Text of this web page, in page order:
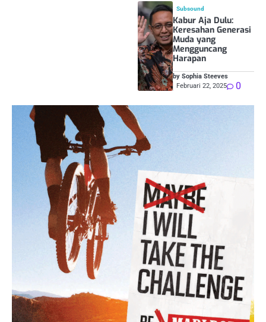
Subsound
Kabur Aja Dulu:
Keresahan Generasi
Muda yang
Mengguncang
Harapan
by Sophia Steeves
Februari 22, 2025
0